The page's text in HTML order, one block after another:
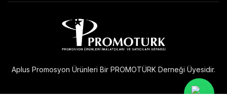
Aplus Promosyon Ürünleri Bir PROMOTÜRK Derneği Üyesidir.